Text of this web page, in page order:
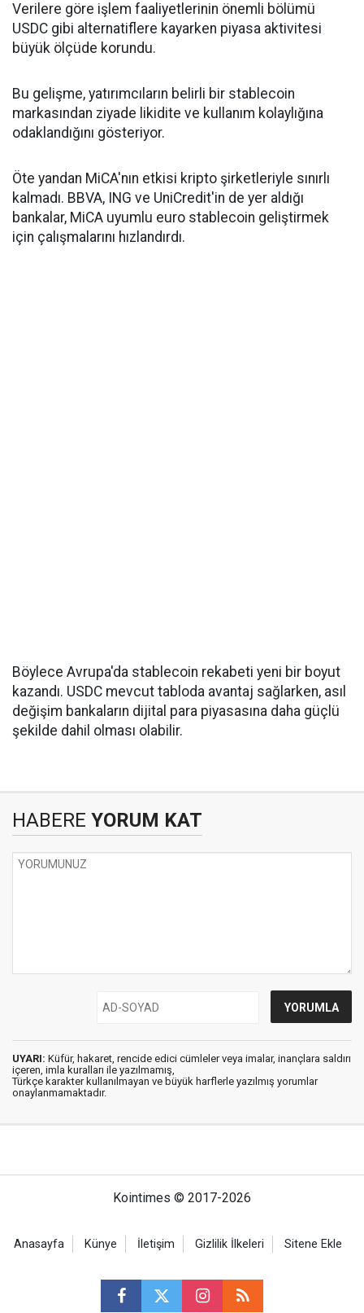
Verilere göre işlem faaliyetlerinin önemli bölümü
USDC gibi alternatiflere kayarken piyasa aktivitesi
büyük ölçüde korundu.
Bu gelişme, yatırımcıların belirli bir stablecoin
markasından ziyade likidite ve kullanım kolaylığına
odaklandığını gösteriyor.
Öte yandan MiCA'nın etkisi kripto şirketleriyle sınırlı
kalmadı. BBVA, ING ve UniCredit'in de yer aldığı
bankalar, MiCA uyumlu euro stablecoin geliştirmek
için çalışmalarını hızlandırdı.
Böylece Avrupa'da stablecoin rekabeti yeni bir boyut
kazandı. USDC mevcut tabloda avantaj sağlarken, asıl
değişim bankaların dijital para piyasasına daha güçlü
şekilde dahil olması olabilir.
HABERE YORUM KAT
UYARI: Küfür, hakaret, rencide edici cümleler veya imalar, inançlara saldırı
içeren, imla kuralları ile yazılmamış,
Türkçe karakter kullanılmayan ve büyük harflerle yazılmış yorumlar
onaylanmamaktadır.
Kointimes © 2017-2026
Anasayfa Künye İletişim Gizlilik İlkeleri Sitene Ekle